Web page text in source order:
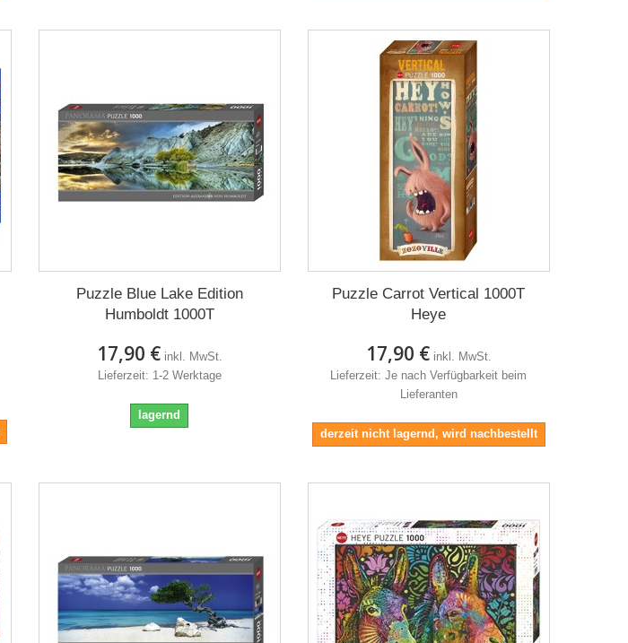
Puzzle Blue Lake Edition
Humboldt 1000T
17,90 € inkl. MwSt.
Lieferzeit: 1-2 Werktage
lagernd
Puzzle Carrot Vertical 1000T
Heye
17,90 € inkl. MwSt.
Lieferzeit: Je nach Verfügbarkeit beim
Lieferanten
derzeit nicht lagernd, wird nachbestellt